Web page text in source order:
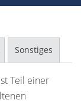
Sonstiges
Teil einer